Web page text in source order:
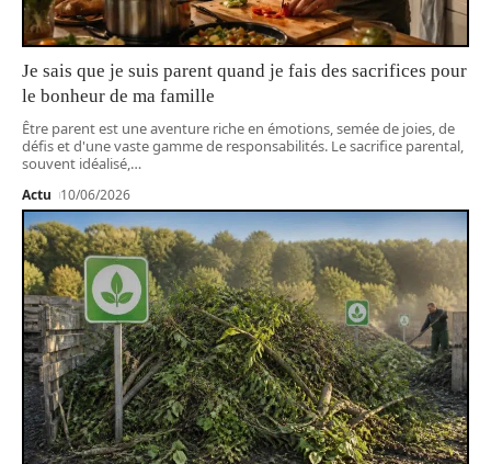
Je sais que je suis parent quand je fais des sacrifices pour
le bonheur de ma famille
Être parent est une aventure riche en émotions, semée de joies, de
défis et d'une vaste gamme de responsabilités. Le sacrifice parental,
souvent idéalisé,…
Actu 10/06/2026